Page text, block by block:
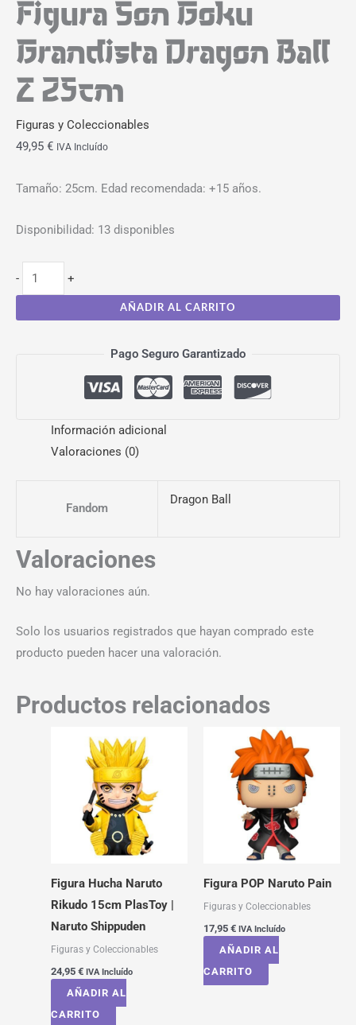
Figura Son Goku
Grandista Dragon Ball
Z 25cm
Figuras y Coleccionables
49,95 € IVA Incluído
Tamaño: 25cm. Edad recomendada: +15 años.
Disponibilidad: 13 disponibles
- +
AÑADIR AL CARRITO
Pago Seguro Garantizado
Información adicional
Valoraciones (0)
Fandom
Dragon Ball
Valoraciones
No hay valoraciones aún.
Solo los usuarios registrados que hayan comprado este
producto pueden hacer una valoración.
Productos relacionados
Figura Hucha Naruto
Rikudo 15cm PlasToy |
Naruto Shippuden
Figuras y Coleccionables
24,95 € IVA Incluído
AÑADIR AL
CARRITO
Figura POP Naruto Pain
Figuras y Coleccionables
17,95 € IVA Incluído
AÑADIR AL
CARRITO